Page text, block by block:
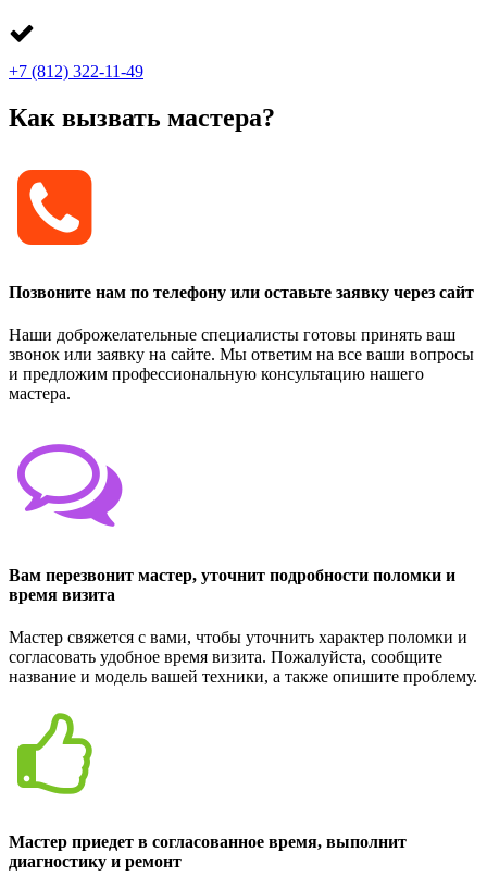
+7 (812) 322-11-49
Как вызвать мастера?
Позвоните нам по телефону или оставьте заявку через сайт
Наши доброжелательные специалисты готовы принять ваш
звонок или заявку на сайте. Мы ответим на все ваши вопросы
и предложим профессиональную консультацию нашего
мастера.
Вам перезвонит мастер, уточнит подробности поломки и
время визита
Мастер свяжется с вами, чтобы уточнить характер поломки и
согласовать удобное время визита. Пожалуйста, сообщите
название и модель вашей техники, а также опишите проблему.
Мастер приедет в согласованное время, выполнит
диагностику и ремонт